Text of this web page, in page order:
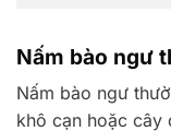
Nấm bào ngư
Nấm bào ngư
khô cạn hoặc cây